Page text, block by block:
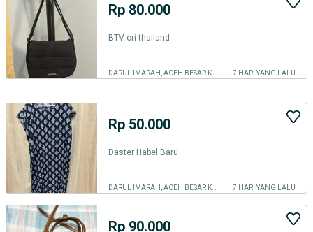
Rp 80.000
BTV ori thailand
7 HARI YANG LALU
Rp 50.000
Daster Habel Baru
7 HARI YANG LALU
Rp 90.000